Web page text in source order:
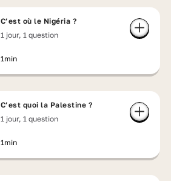
C’est où le Nigéria ?
1 jour, 1 question
1min
C’est quoi la Palestine ?
1 jour, 1 question
1min